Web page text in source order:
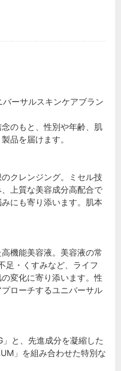
ーサルスキンケアブラン
のもと、性別や年齢、肌
品を届けます。
クレンジング。ミセル技
上質な美容成分高配合で
にも寄り添います。肌本
機能美容液。美容液の常
足・くすみなど、ライフ
変化に寄り添います。性
ローチするユニバーサル
と、先進成分を凝縮した
」を組み合わせた特別な